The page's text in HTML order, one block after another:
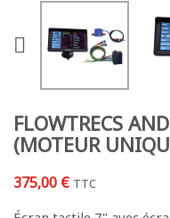

FLOWTRECS
(MOTEUR
375,00 € TTC